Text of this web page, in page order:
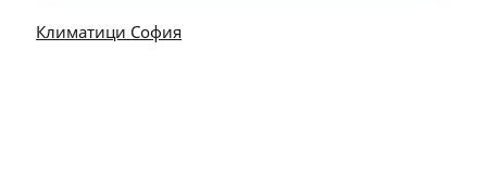
Климатици София